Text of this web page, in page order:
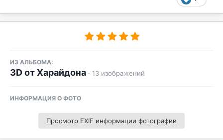
ИЗ АЛЬБОМА:
3D от Харайдона · 13 изображений
ИНФОРМАЦИЯ О ФОТО
Просмотр EXIF информации фотографии